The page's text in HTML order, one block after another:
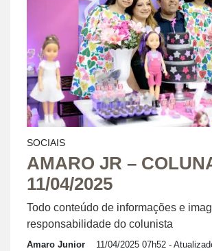
SOCIAIS
AMARO JR –
11/04/2025
Todo conteúdo de informações e
responsabilidade do colunista
Amaro Junior 11/04/2025 07h52 -